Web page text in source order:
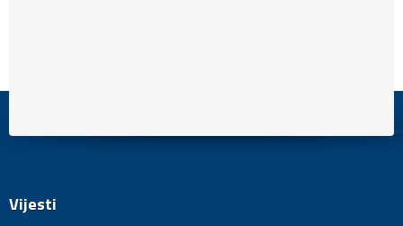
Vijesti